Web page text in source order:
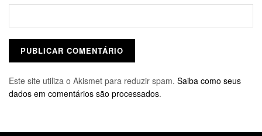
Este site utiliza o Akismet para reduzir spam. Saiba como seus
dados em comentários são processados.